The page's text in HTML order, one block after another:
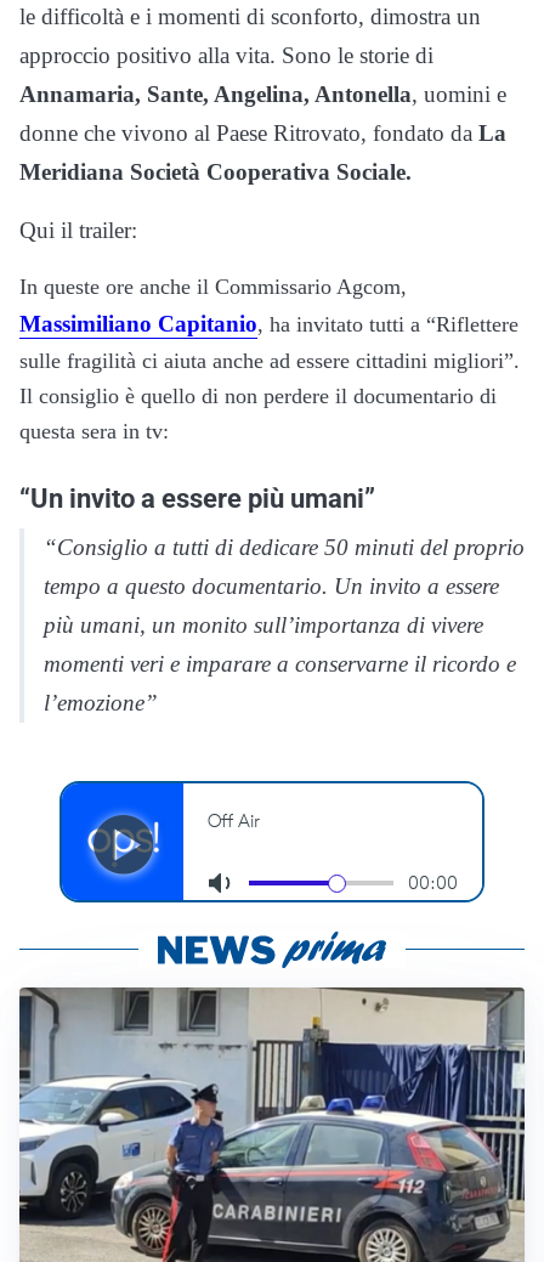
le difficoltà e i momenti di sconforto, dimostra un
approccio positivo alla vita. Sono le storie di
Annamaria, Sante, Angelina, Antonella, uomini e
donne che vivono al Paese Ritrovato, fondato da La
Meridiana Società Cooperativa Sociale.
Qui il trailer:
In queste ore anche il Commissario Agcom,
Massimiliano Capitanio, ha invitato tutti a “Riflettere
sulle fragilità ci aiuta anche ad essere cittadini migliori”.
Il consiglio è quello di non perdere il documentario di
questa sera in tv:
“Un invito a essere più umani”
“Consiglio a tutti di dedicare 50 minuti del proprio
tempo a questo documentario. Un invito a essere
più umani, un monito sull’importanza di vivere
momenti veri e imparare a conservarne il ricordo e
l’emozione”